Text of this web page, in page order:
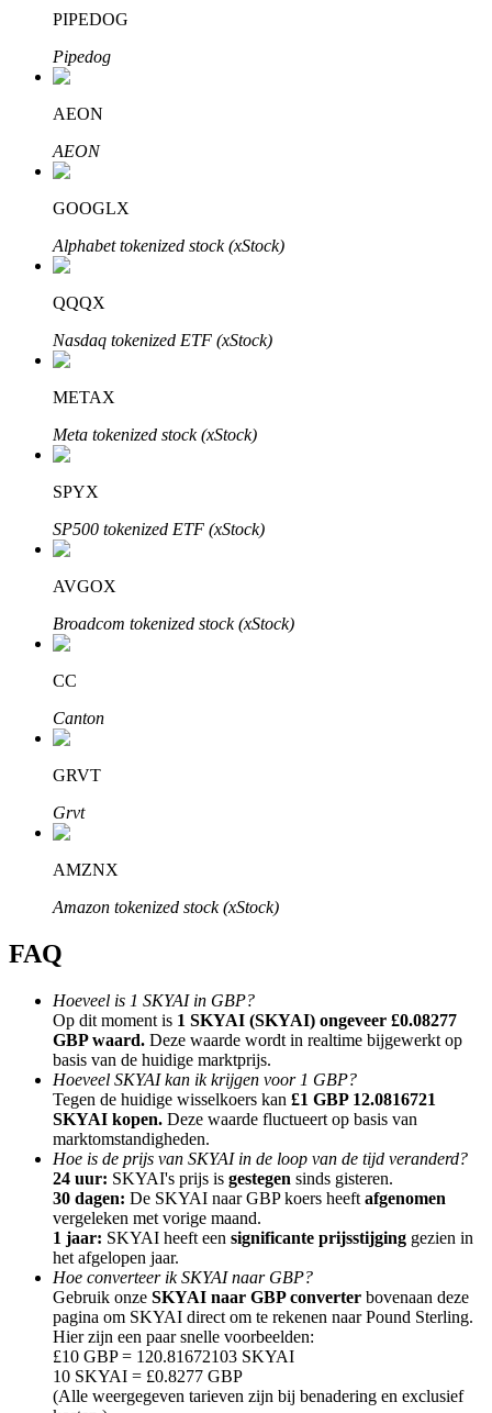
Leer staken
Meer informatie over het verdienen van passief inkomen
Bitrue
AI
Bitrue-partners
Doorverwijzing
Nodig een vriend uit om contante beloningen te ontvangen
BTC Welcome Rewards
PIPEDOG
Pipedog
AEON
AEON
GOOGLX
Alphabet tokenized stock (xStock)
QQQX
Nasdaq tokenized ETF (xStock)
METAX
Meta tokenized stock (xStock)
SPYX
SP500 tokenized ETF (xStock)
AVGOX
Broadcom tokenized stock (xStock)
CC
Canton
GRVT
Grvt
AMZNX
Amazon tokenized stock (xStock)
FAQ
Hoeveel is 1 SKYAI in GBP?
Op dit moment is 1 SKYAI (SKYAI) ongeveer £0.08277
GBP waard. Deze waarde wordt in realtime bijgewerkt op
basis van de huidige marktprijs.
Hoeveel SKYAI kan ik krijgen voor 1 GBP?
Tegen de huidige wisselkoers kan £1 GBP 12.0816721
SKYAI kopen. Deze waarde fluctueert op basis van
marktomstandigheden.
Hoe is de prijs van SKYAI in de loop van de tijd veranderd?
24 uur: SKYAI's prijs is gestegen sinds gisteren.
30 dagen: De SKYAI naar GBP koers heeft afgenomen
vergeleken met vorige maand.
1 jaar: SKYAI heeft een significante prijsstijging gezien in
het afgelopen jaar.
Hoe converteer ik SKYAI naar GBP?
Gebruik onze SKYAI naar GBP converter bovenaan deze
pagina om SKYAI direct om te rekenen naar Pound Sterling.
Hier zijn een paar snelle voorbeelden:
£10 GBP = 120.81672103 SKYAI
10 SKYAI = £0.8277 GBP
(Alle weergegeven tarieven zijn bij benadering en exclusief